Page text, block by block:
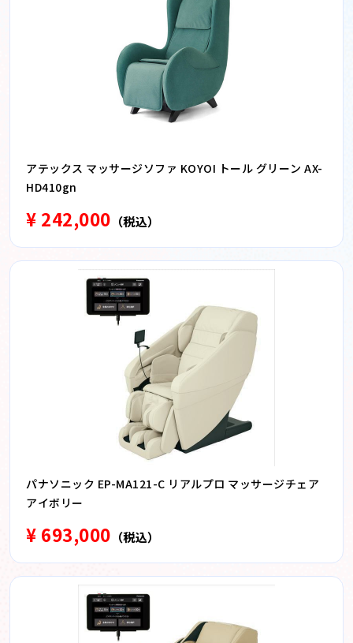
アテックス マッサージソファ KOYOI トール グリーン AX-
HD410gn
¥ 242,000 （税込）
パナソニック EP-MA121-C リアルプロ マッサージチェア
アイボリー
¥ 693,000 （税込）